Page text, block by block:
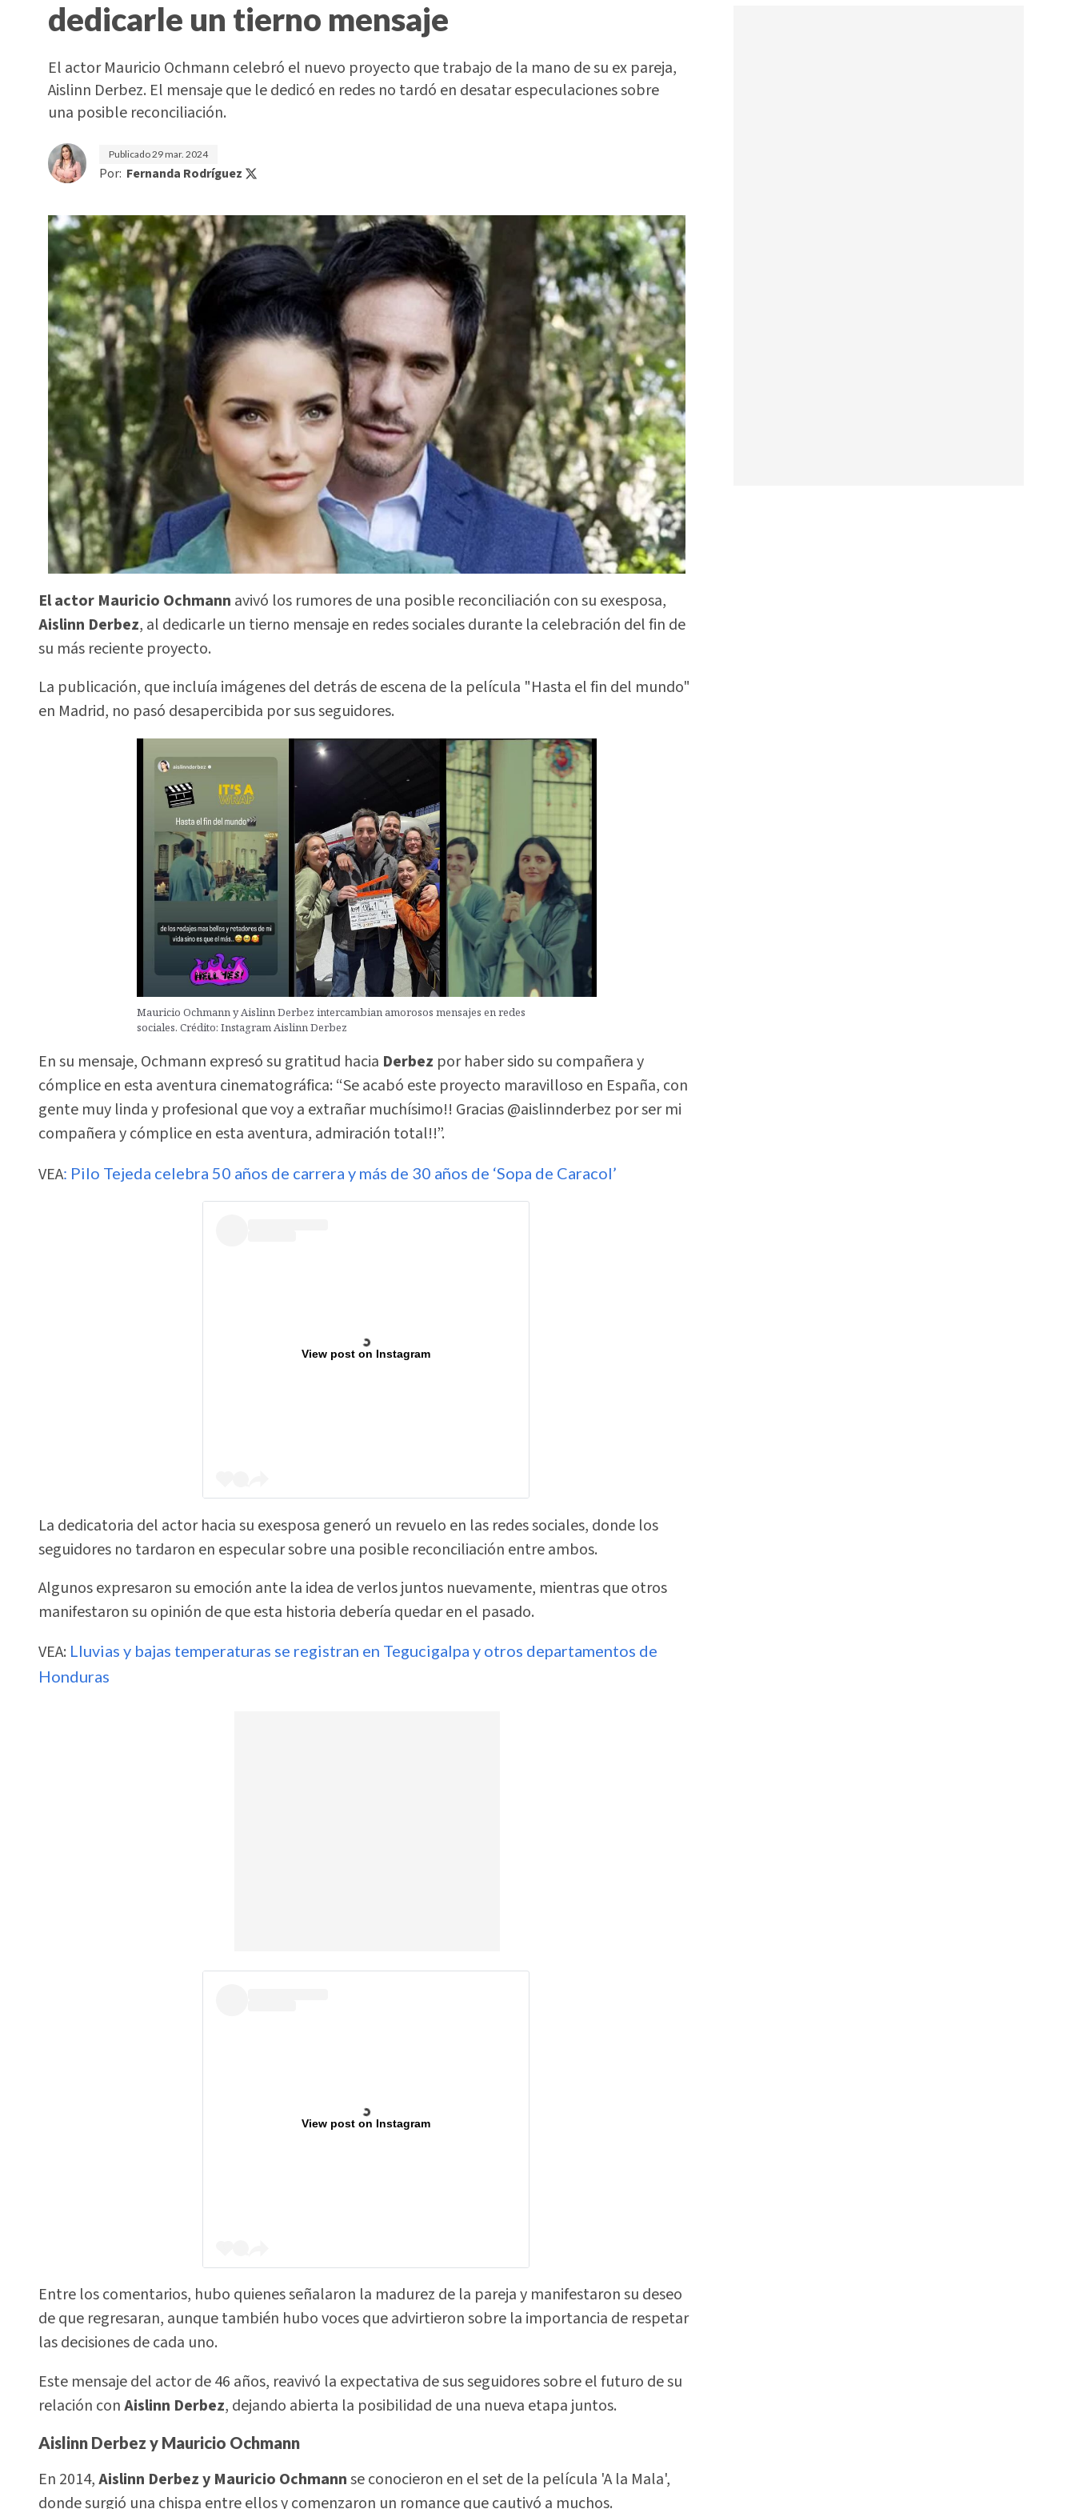
dedicarle un tierno mensaje
El actor Mauricio Ochmann celebró el nuevo proyecto que trabajo de la mano de su ex pareja,
Aislinn Derbez. El mensaje que le dedicó en redes no tardó en desatar especulaciones sobre
una posible reconciliación.
Publicado29 mar. 2024
Por: Fernanda Rodríguez
El actor Mauricio Ochmann avivó los rumores de una posible reconciliación con su exesposa,
Aislinn Derbez, al dedicarle un tierno mensaje en redes sociales durante la celebración del fin de
su más reciente proyecto.
La publicación, que incluía imágenes del detrás de escena de la película "Hasta el fin del mundo"
en Madrid, no pasó desapercibida por sus seguidores.
Mauricio Ochmann y Aislinn Derbez intercambian amorosos mensajes en redes
sociales. Crédito: Instagram Aislinn Derbez
En su mensaje, Ochmann expresó su gratitud hacia Derbez por haber sido su compañera y
cómplice en esta aventura cinematográfica: “Se acabó este proyecto maravilloso en España, con
gente muy linda y profesional que voy a extrañar muchísimo!! Gracias @aislinnderbez por ser mi
compañera y cómplice en esta aventura, admiración total!!”.
VEA: Pilo Tejeda celebra 50 años de carrera y más de 30 años de ‘Sopa de Caracol’
View post on Instagram
La dedicatoria del actor hacia su exesposa generó un revuelo en las redes sociales, donde los
seguidores no tardaron en especular sobre una posible reconciliación entre ambos.
Algunos expresaron su emoción ante la idea de verlos juntos nuevamente, mientras que otros
manifestaron su opinión de que esta historia debería quedar en el pasado.
VEA: Lluvias y bajas temperaturas se registran en Tegucigalpa y otros departamentos de
Honduras
View post on Instagram
Entre los comentarios, hubo quienes señalaron la madurez de la pareja y manifestaron su deseo
de que regresaran, aunque también hubo voces que advirtieron sobre la importancia de respetar
las decisiones de cada uno.
Este mensaje del actor de 46 años, reavivó la expectativa de sus seguidores sobre el futuro de su
relación conAislinn Derbez, dejando abierta la posibilidad de una nueva etapa juntos.
Aislinn Derbez y Mauricio Ochmann
En 2014,Aislinn Derbez y Mauricio Ochmannse conocieron en el set de la película 'A la Mala',
donde surgió una chispa entre ellos y comenzaron un romance que cautivó a muchos.